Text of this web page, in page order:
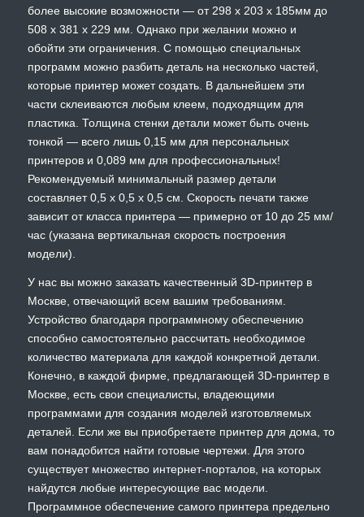
более высокие возможности — от 298 x 203 x 185мм до
508 x 381 x 229 мм. Однако при желании можно и
обойти эти ограничения. С помощью специальных
программ можно разбить деталь на несколько частей,
которые принтер может создать. В дальнейшем эти
части склеиваются любым клеем, подходящим для
пластика. Толщина стенки детали может быть очень
тонкой — всего лишь 0,15 мм для персональных
принтеров и 0,089 мм для профессиональных!
Рекомендуемый минимальный размер детали
составляет 0,5 x 0,5 x 0,5 см. Скорость печати также
зависит от класса принтера — примерно от 10 до 25 мм/
час (указана вертикальная скорость построения
модели).
У нас вы можно заказать качественный 3D-принтер в
Москве, отвечающий всем вашим требованиям.
Устройство благодаря программному обеспечению
способно самостоятельно рассчитать необходимое
количество материала для каждой конкретной детали.
Конечно, в каждой фирме, предлагающей 3D-принтер в
Москве, есть свои специалисты, владеющими
программами для создания моделей изготовляемых
деталей. Если же вы приобретаете принтер для дома, то
вам понадобится найти готовые чертежи. Для этого
существует множество интернет-порталов, на которых
найдутся любые интересующие вас модели.
Программное обеспечение самого принтера предельно